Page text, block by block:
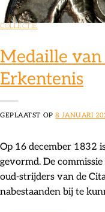
COLLECTIE
Medaille van
Erkentenis
GEPLAATST OP8 JANUARI
Op 16 december 1832
gevormd. De
oud-strijders van de
nabestaanden bij te